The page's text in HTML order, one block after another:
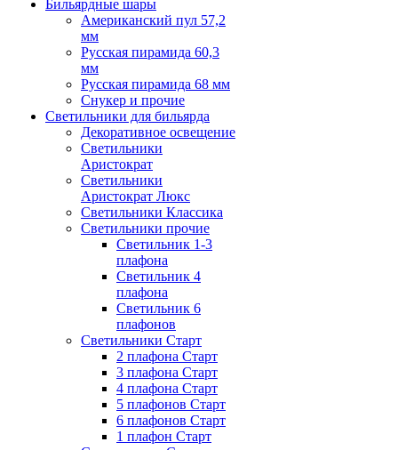
Бильярдные шары
Американский пул 57,2
мм
Русская пирамида 60,3
мм
Русская пирамида 68 мм
Снукер и прочие
Светильники для бильярда
Декоративное освещение
Светильники
Аристократ
Светильники
Аристократ Люкс
Светильники Классика
Светильники прочие
Светильник 1-3
плафона
Светильник 4
плафона
Светильник 6
плафонов
Светильники Старт
2 плафона Старт
3 плафона Старт
4 плафона Старт
5 плафонов Старт
6 плафонов Старт
1 плафон Старт